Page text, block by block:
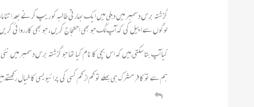
گزشتہ برس دسمبر میں دہلی میں ایک بھارتی طالبہ کو ریپ کرنے بعد اتنا
لوگوں سے اپیل کی کہ آپ لگ جو بھی احتجاج کریں، جو بھی کارروائی
کیا آپ بتا سکتی ہیں کہ اس بچی کا نام کیا تھا جو گزشتہ برس دسمبر میں
ہم سے تو کافر مشرک ہی بھلے تو کم از کم کسی کی پرائیویسی کا خیال رکھتے